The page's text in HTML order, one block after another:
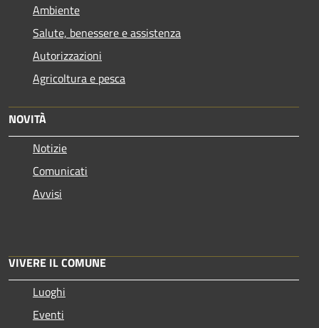
Ambiente
Salute, benessere e assistenza
Autorizzazioni
Agricoltura e pesca
NOVITÀ
Notizie
Comunicati
Avvisi
VIVERE IL COMUNE
Luoghi
Eventi